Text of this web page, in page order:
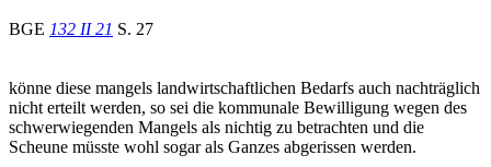
BGE 132 II 21 S. 27
könne diese mangels landwirtschaftlichen Bedarfs auch nachträglich
nicht erteilt werden, so sei die kommunale Bewilligung wegen des
schwerwiegenden Mangels als nichtig zu betrachten und die
Scheune müsste wohl sogar als Ganzes abgerissen werden.